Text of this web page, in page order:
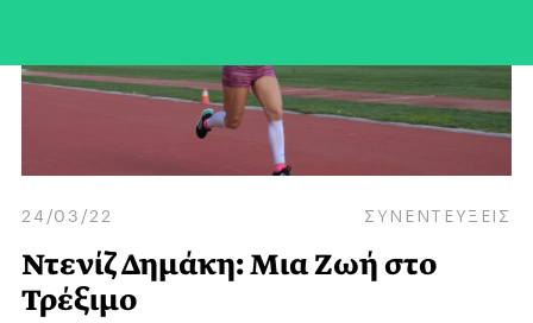
24/03/22 ΣΥΝΕΝΤΕΥΞΕΙΣ
Ντενίζ Δημάκη: Μια Ζωή στο
Τρέξιμο